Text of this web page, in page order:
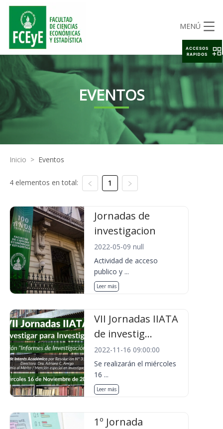
MENÚ
EVENTOS
Inicio > Eventos
4 elementos en total: 1
Jornadas de
investigacion
2022-05-09 null
Actividad de acceso
publico y ...
Leer más
VII Jornadas IIATA
de investig...
2022-11-16 09:00:00
Se realizarán el miércoles
16 ...
Leer más
1º Jornada
ACCESOS
RAPIDOS